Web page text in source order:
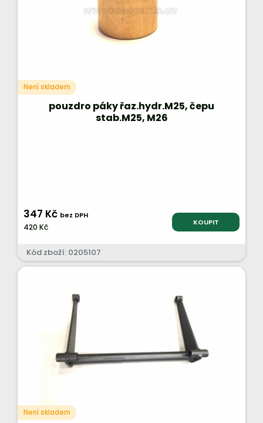
Není skladem
pouzdro páky řaz.hydr.M25, čepu
stab.M25, M26
347 Kč bez DPH
420 Kč KOUPIT
Kód zboží: 0205107
Není skladem